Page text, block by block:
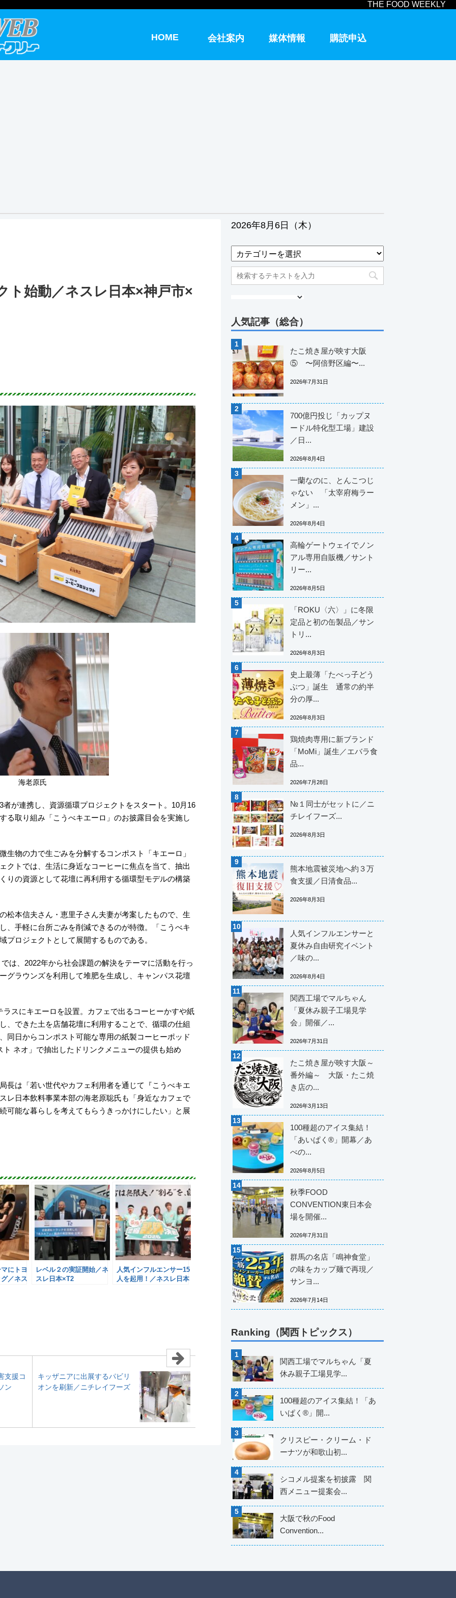
THE FOOD WEEKLY
HOME 会社案内 媒体情報 購読申込
ト始動／ネスレ日本×神戸市×
海老原氏
が連携し、資源循環プロジェクトをスタート。10月16
る取り組み「こうべキエーロ」のお披露目会を実施し
生物の力で生ごみを分解するコンポスト「キエーロ」
クトでは、生活に身近なコーヒーに焦点を当て、抽出
りの資源として花壇に再利用する循環型モデルの構築
松本信夫さん・恵里子さん夫妻が考案したもので、生
、手軽に台所ごみを削減できるのが特徴。「こうべキ
プロジェクトとして展開するものである。
は、2022年から社会課題の解決をテーマに活動を行っ
グラウンズを利用して堆肥を生成し、キャンパス花壇
スにキエーロを設置。カフェで出るコーヒーかすや紙
、できた土を店舗花壇に利用することで、循環の仕組
同日からコンポスト可能な専用の紙製コーヒーポッド
ネオ」で抽出したドリンクメニューの提供も始め
長は「若い世代やカフェ利用者を通じて『こうべキエ
レ日本飲料事業本部の海老原聡氏も「身近なカフェで
可能な暮らしを考えてもらうきっかけにしたい」と展
にトヨ
／ネス
レベル２の実証開始／ネ
スレ日本×T2
人気インフルエンサー15
人を起用！／ネスレ日本
支援コ
ン
キッザニアに出展するパビリ
オンを刷新／ニチレイフーズ
2026年8月6日（木）
人気記事（総合）
たこ焼き屋が映す大阪
⑤ 〜阿倍野区編〜...
2026年7月31日
700億円投じ「カップヌ
ードル特化型工場」建設
／日...
2026年8月4日
一蘭なのに、とんこつじ
ゃない 「太宰府梅ラー
メン」...
2026年8月4日
高輪ゲートウェイでノン
アル専用自販機／サント
リー...
2026年8月5日
「ROKU〈六〉」に冬限
定品と初の缶製品／サン
トリ...
2026年8月3日
史上最薄「たべっ子どう
ぶつ」誕生 通常の約半
分の厚...
2026年8月3日
鶏焼肉専用に新ブランド
「MoMi」誕生／エバラ食
品...
2026年7月28日
№１同士がセットに／ニ
チレイフーズ...
2026年8月3日
熊本地震被災地へ約３万
食支援／日清食品...
2026年8月3日
人気インフルエンサーと
夏休み自由研究イベント
／味の...
2026年8月4日
関西工場でマルちゃん
「夏休み親子工場見学
会」開催／...
2026年7月31日
たこ焼き屋が映す大阪～
番外編～ 大阪・たこ焼
き店の...
2026年3月13日
100種超のアイス集結！
「あいぱく®」開幕／あ
べの...
2026年8月5日
秋季FOOD
CONVENTION東日本会
場を開催...
2026年7月31日
群馬の名店「鳴神食堂」
の味をカップ麺で再現／
サンヨ...
2026年7月14日
Ranking（関西トピックス）
関西工場でマルちゃん「夏
休み親子工場見学...
100種超のアイス集結！「あ
いぱく®」開...
クリスピー・クリーム・ド
ーナツが和歌山初...
シコメル提案を初披露 関
西メニュー提案会...
大阪で秋のFood
Convention...